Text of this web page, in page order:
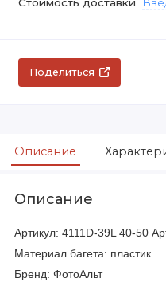
Стоимость доставки
Поделиться
Описание
Описание
Артикул: 4111D-39L 40-50
Материал багета: пластик
Бренд: ФотоАльт